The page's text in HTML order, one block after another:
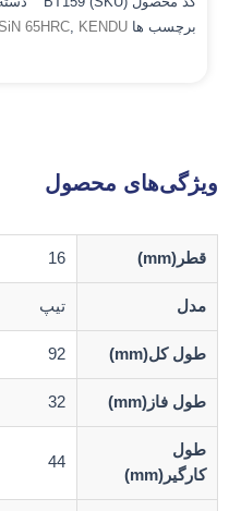
برچسب ها
65HRC KENDU
ویژگی‌های محصول
قطر(mm) 16
مدل تیپ
طول کل(mm) 92
طول فاز(mm) 32
طول
کارگیر(mm)
44